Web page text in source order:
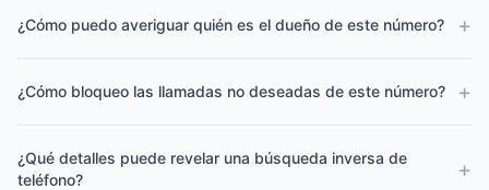
¿Cómo puedo averiguar quién es el dueño de este número? +
¿Cómo bloqueo las llamadas no deseadas de este número? +
¿Qué detalles puede revelar una búsqueda inversa de
teléfono?
+